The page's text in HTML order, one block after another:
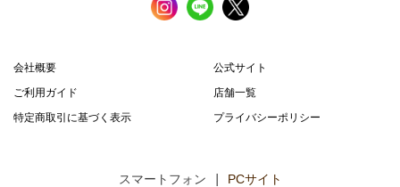
会社概要
公式サイト
ご利用ガイド
店舗一覧
特定商取引に基づく表示
プライバシーポリシー
スマートフォン | PCサイト